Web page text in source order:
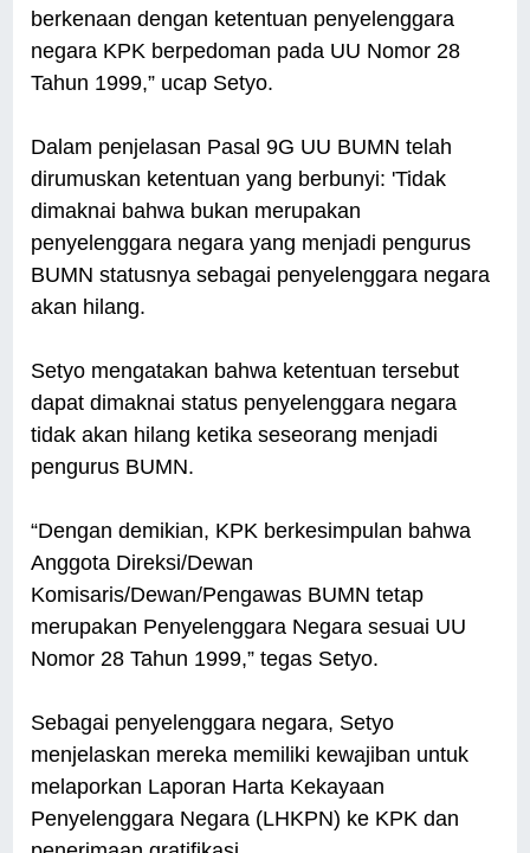
berkenaan dengan ketentuan penyelenggara
negara KPK berpedoman pada UU Nomor 28
Tahun 1999,” ucap Setyo.
Dalam penjelasan Pasal 9G UU BUMN telah
dirumuskan ketentuan yang berbunyi: 'Tidak
dimaknai bahwa bukan merupakan
penyelenggara negara yang menjadi pengurus
BUMN statusnya sebagai penyelenggara negara
akan hilang.
Setyo mengatakan bahwa ketentuan tersebut
dapat dimaknai status penyelenggara negara
tidak akan hilang ketika seseorang menjadi
pengurus BUMN.
“Dengan demikian, KPK berkesimpulan bahwa
Anggota Direksi/Dewan
Komisaris/Dewan/Pengawas BUMN tetap
merupakan Penyelenggara Negara sesuai UU
Nomor 28 Tahun 1999,” tegas Setyo.
Sebagai penyelenggara negara, Setyo
menjelaskan mereka memiliki kewajiban untuk
melaporkan Laporan Harta Kekayaan
Penyelenggara Negara (LHKPN) ke KPK dan